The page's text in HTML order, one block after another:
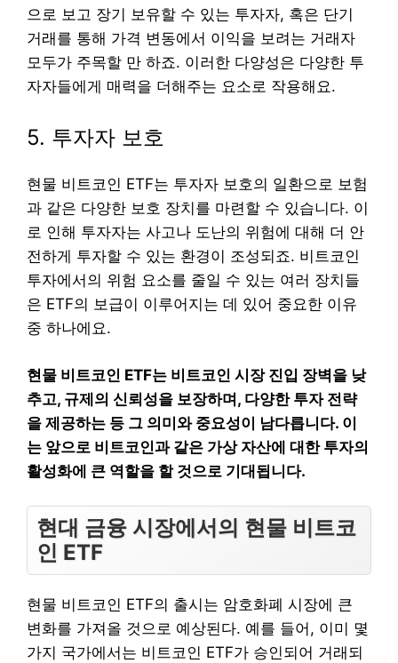
으로 보고 장기 보유할 수 있는 투자자, 혹은 단기
거래를 통해 가격 변동에서 이익을 보려는 거래자
모두가 주목할 만 하죠. 이러한 다양성은 다양한 투
자자들에게 매력을 더해주는 요소로 작용해요.
5. 투자자 보호
현물 비트코인 ETF는 투자자 보호의 일환으로 보험
과 같은 다양한 보호 장치를 마련할 수 있습니다. 이
로 인해 투자자는 사고나 도난의 위험에 대해 더 안
전하게 투자할 수 있는 환경이 조성되죠. 비트코인
투자에서의 위험 요소를 줄일 수 있는 여러 장치들
은 ETF의 보급이 이루어지는 데 있어 중요한 이유
중 하나에요.
현물 비트코인 ETF는 비트코인 시장 진입 장벽을 낮
추고, 규제의 신뢰성을 보장하며, 다양한 투자 전략
을 제공하는 등 그 의미와 중요성이 남다릅니다. 이
는 앞으로 비트코인과 같은 가상 자산에 대한 투자의
활성화에 큰 역할을 할 것으로 기대됩니다.
현대 금융 시장에서의 현물 비트코
인 ETF
현물 비트코인 ETF의 출시는 암호화폐 시장에 큰
변화를 가져올 것으로 예상된다. 예를 들어, 이미 몇
가지 국가에서는 비트코인 ETF가 승인되어 거래되